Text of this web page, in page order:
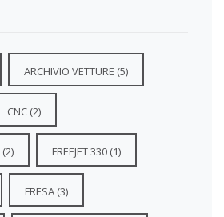
ARCHIVIO VETTURE (5)
CNC (2)
(2) FREEJET 330 (1)
FRESA (3)